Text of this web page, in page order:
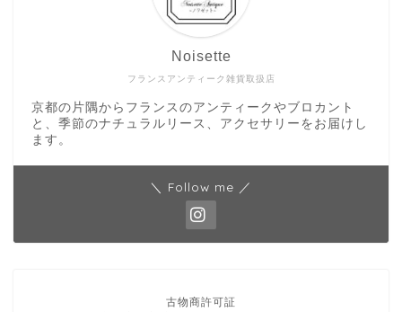
フランスアンティーク雑貨取扱店
Noisette
京都の片隅からフランスのアンティークやブロカント
と、季節のナチュラルリース、アクセサリーをお届けし
ます。
＼ Follow me ／
古物商許可証